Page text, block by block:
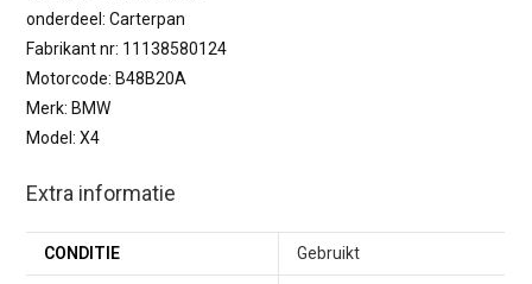
onderdeel: Carterpan
Fabrikant nr: 11138580124
Motorcode: B48B20A
Merk: BMW
Model: X4
Extra informatie
CONDITIE Gebruikt